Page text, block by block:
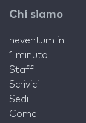
Chi siamo
neventum in
1 minuto
Staff
Scrivici
Sedi
Come